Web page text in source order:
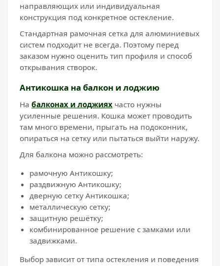
направляющих или индивидуальная
конструкция под конкретное остекление.
Стандартная рамочная сетка для алюминиевых
систем подходит не всегда. Поэтому перед
заказом нужно оценить тип профиля и способ
открывания створок.
Антикошка на балкон и лоджию
На балконах и лоджиях часто нужны
усиленные решения. Кошка может проводить
там много времени, прыгать на подоконник,
опираться на сетку или пытаться выйти наружу.
Для балкона можно рассмотреть:
рамочную Антикошку;
раздвижную Антикошку;
дверную сетку Антикошка;
металлическую сетку;
защитную решётку;
комбинированное решение с замками или
задвижками.
Выбор зависит от типа остекления и поведения